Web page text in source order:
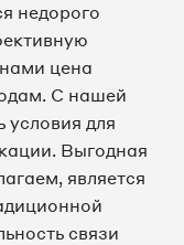
недорого
цена
С нашей
для
Выгодная
является
связи